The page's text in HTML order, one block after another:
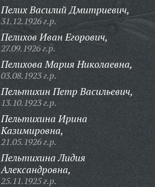
Пелих Василий Дмитриевич,
31.12.1926 г.р.
Пелихов Иван Егорович,
27.09.1926 г.р.
Пелихова Мария Николаевна,
03.08.1923 г.р.
Пельтихин Петр Васильевич,
13.10.1923 г.р.
Пельтихина Ирина
Казимировна,
21.05.1926 г.р.
Пельтихина Лидия
Александровна,
25.11.1925 г.р.